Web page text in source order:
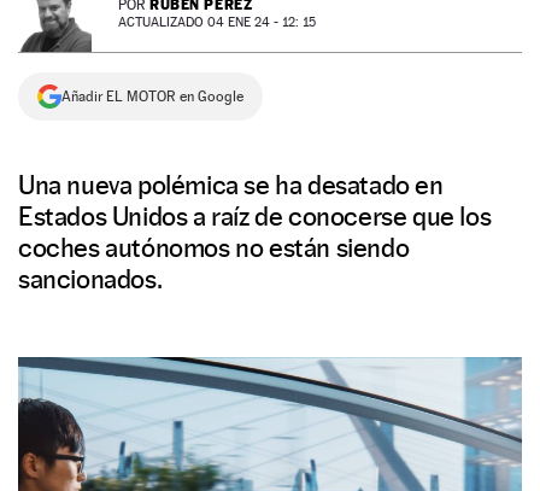
NEWSLETTER
SÍGUENOS
POR RUBÉN PÉREZ
ACTUALIZADO 04 ENE 24 - 12: 15
Añadir EL MOTOR en Google
Una nueva polémica se ha desatado en
Estados Unidos a raíz de conocerse que los
coches autónomos no están siendo
sancionados.